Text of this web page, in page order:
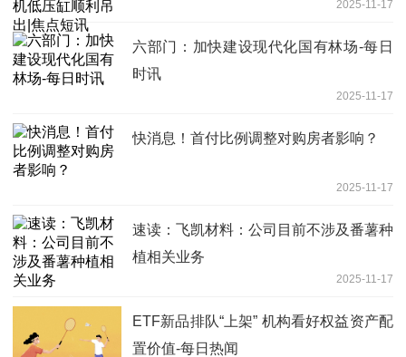
2025-11-17
六部门：加快建设现代化国有林场-每日
时讯
2025-11-17
快消息！首付比例调整对购房者影响？
2025-11-17
速读：飞凯材料：公司目前不涉及番薯种
植相关业务
2025-11-17
ETF新品排队“上架” 机构看好权益资产配
置价值-每日热闻